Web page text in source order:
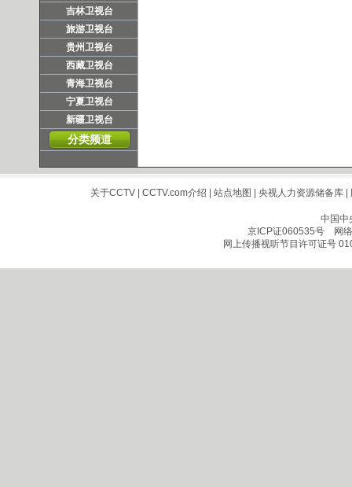
吉林卫视台
旅游卫视台
贵州卫视台
西藏卫视台
青海卫视台
宁夏卫视台
新疆卫视台
分类频道
关于CCTV| CCTV.com介绍 站点地图 央视人力资源储备库|
中国中
京ICP证060535号网络
网上传播视听节目许可证号